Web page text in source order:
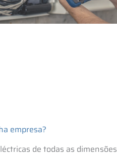
empresa?
de todas as dimensões